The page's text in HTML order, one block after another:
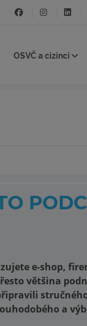
OSVČ a cizinci
e-shop,
většina
a